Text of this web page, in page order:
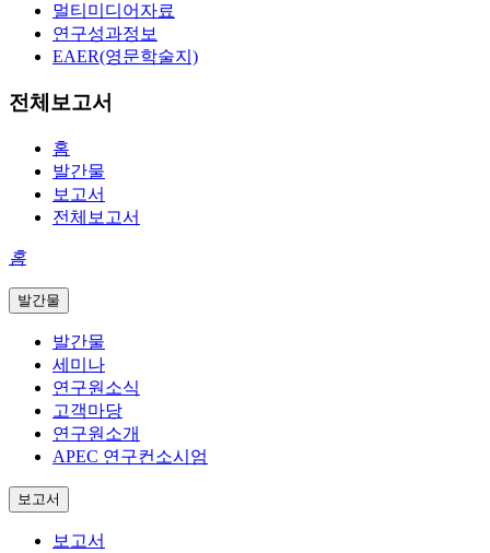
멀티미디어자료
연구성과정보
EAER(영문학술지)
전체보고서
홈
발간물
보고서
전체보고서
홈
발간물
발간물
세미나
연구원소식
고객마당
연구원소개
APEC 연구컨소시엄
보고서
보고서